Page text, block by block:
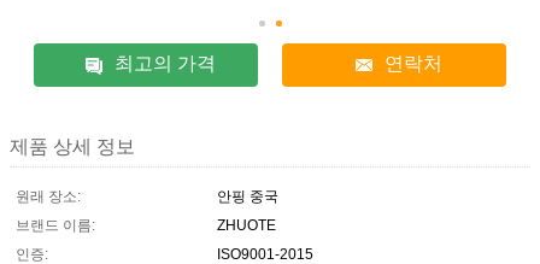
최고의 가격 연락처
제품 상세 정보
원래 장소:
안핑 중국
브랜드 이름:
ZHUOTE
인증:
ISO9001-2015